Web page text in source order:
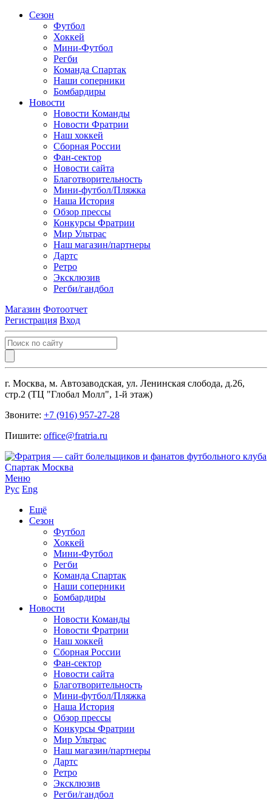
Сезон
Футбол
Хоккей
Мини-Футбол
Регби
Команда Спартак
Наши соперники
Бомбардиры
Новости
Новости Команды
Новости Фратрии
Наш хоккей
Сборная России
Фан-cектор
Новости сайта
Благотворительность
Мини-футбол/Пляжка
Наша История
Обзор прессы
Конкурсы Фратрии
Мир Ультрас
Наш магазин/партнеры
Дартс
Ретро
Эксклюзив
Регби/гандбол
Магазин Фотоотчет
Регистрация Вход
г. Москва, м. Автозаводская, ул. Ленинская слобода, д.26,
стр.2 (ТЦ "Глобал Молл", 1-й этаж)
Звоните: +7 (916) 957-27-28
Пишите: office@fratria.ru
Меню
Рус Eng
Ещё
Сезон
Футбол
Хоккей
Мини-Футбол
Регби
Команда Спартак
Наши соперники
Бомбардиры
Новости
Новости Команды
Новости Фратрии
Наш хоккей
Сборная России
Фан-cектор
Новости сайта
Благотворительность
Мини-футбол/Пляжка
Наша История
Обзор прессы
Конкурсы Фратрии
Мир Ультрас
Наш магазин/партнеры
Дартс
Ретро
Эксклюзив
Регби/гандбол